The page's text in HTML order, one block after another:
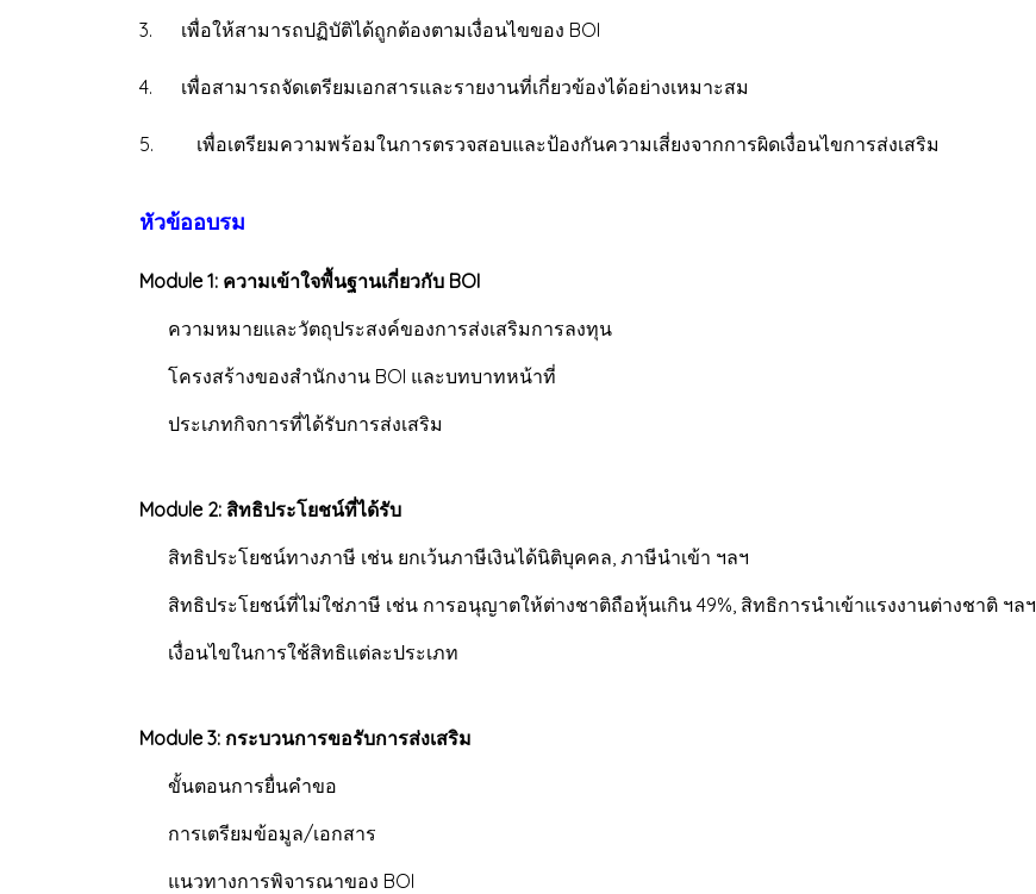
3. เพื่อให้สามารถปฏิบัติได้ถูกต้องตามเงื่อนไขของ BOI
4. เพื่อสามารถจัดเตรียมเอกสารและรายงานที่เกี่ยวข้องได้อย่างเหมาะสม
5. เพื่อเตรียมความพร้อมในการตรวจสอบและป้องกันความเสี่ยงจากการผิดเงื่อนไขการส่งเสริม
หัวข้ออบรม
Module 1: ความเข้าใจพื้นฐานเกี่ยวกับ BOI
ความหมายและวัตถุประสงค์ของการส่งเสริมการลงทุน
โครงสร้างของสำนักงาน BOI และบทบาทหน้าที่
ประเภทกิจการที่ได้รับการส่งเสริม
Module 2: สิทธิประโยชน์ที่ได้รับ
สิทธิประโยชน์ทางภาษี เช่น ยกเว้นภาษีเงินได้นิติบุคคล, ภาษีนำเข้า ฯลฯ
สิทธิประโยชน์ที่ไม่ใช่ภาษี เช่น การอนุญาตให้ต่างชาติถือหุ้นเกิน 49%, สิทธิการนำเข้าแรงงานต่างชาติ ฯลฯ
เงื่อนไขในการใช้สิทธิแต่ละประเภท
Module 3: กระบวนการขอรับการส่งเสริม
ขั้นตอนการยื่นคำขอ
การเตรียมข้อมูล/เอกสาร
แนวทางการพิจารณาของ BOI